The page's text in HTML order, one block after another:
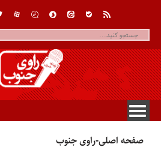
صفحه اصلی-راوی جنوب